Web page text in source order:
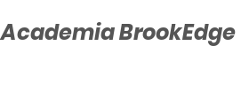
Academia BrookEdge